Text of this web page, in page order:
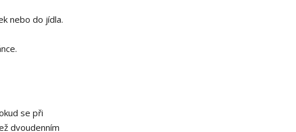
nebo do jídla.
se při
dvoudenním